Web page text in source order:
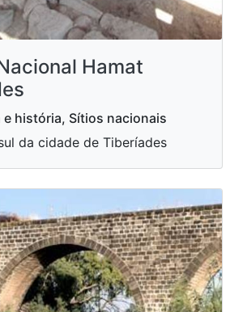
Hamat
história, Sítios nacionais
da cidade de Tiberíades